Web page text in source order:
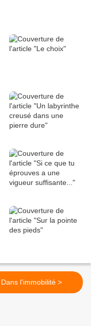
Dans l'immobilité >